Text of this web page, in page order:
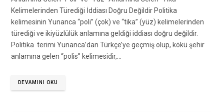
Kelimelerinden Türediği İddiası Doğru Değildir Politika
kelimesinin Yunanca “poli” (çok) ve “tika” (yüz) kelimelerinden
türediği ve ikiyüzlülük anlamına geldiği iddiası doğru değildir.
Politika terimi Yunanca’dan Türkçe’ye geçmiş olup, kökü şehir
anlamına gelen “polis” kelimesidir,…
DEVAMINI OKU